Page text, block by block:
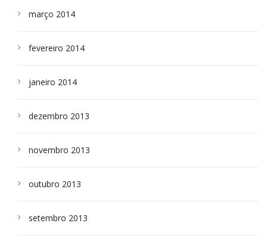
março 2014
fevereiro 2014
janeiro 2014
dezembro 2013
novembro 2013
outubro 2013
setembro 2013